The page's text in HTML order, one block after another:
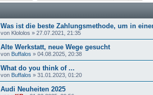
Was ist die beste Zahlungsmethode, um in
von Klololos » 27.07.2021, 21:35
Alte Werkstatt, neue Wege gesucht
von Buffalos » 04.08.2025, 20:38
What do you think of ...
von Buffalos » 31.01.2023, 01:20
Audi Neuheiten 2025